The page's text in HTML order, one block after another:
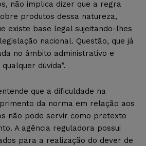
não implica dizer que a regra
produtos dessa natureza,
existe base legal sujeitando-lhes
nacional. Questão, que já
no âmbito administrativo e
dúvida”.
que a dificuldade na
da norma em relação aos
não pode servir como pretexto
A agência reguladora possui
para a realização do dever de